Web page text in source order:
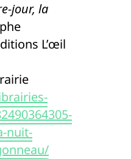
jour, la
L’œil
nuit-